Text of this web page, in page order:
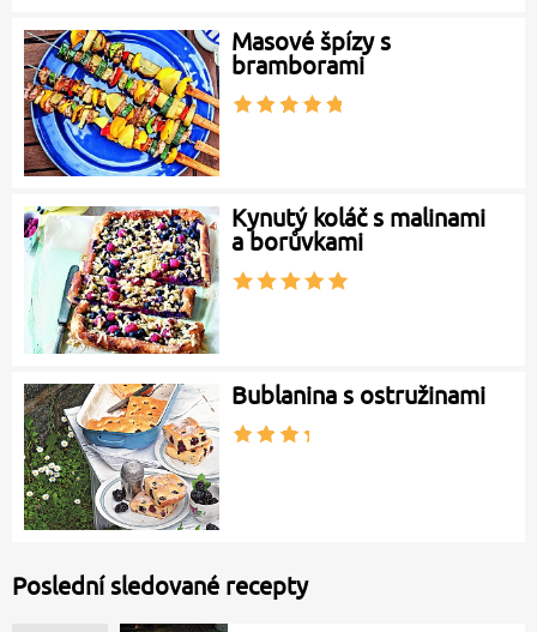
Masové špízy s
bramborami
Kynutý koláč s malinami
a borůvkami
Bublanina s ostružinami
Poslední sledované recepty